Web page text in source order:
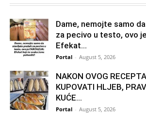
Dame, nemojte samo
za pecivo u testo, ovo
Efekat...
Portal - August 5, 2026
NAKON OVOG
KUPOVATI HLJEB,
KUĆE…
Portal - August 5, 2026